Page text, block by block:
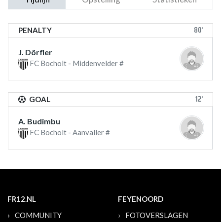
PENALTY 80'
J. Dörfler
FC Bocholt - Middenvelder #
GOAL 12'
A. Budimbu
FC Bocholt - Aanvaller #
FR12.NL
COMMUNITY
FEYENOORD
FOTOVERSLAGEN